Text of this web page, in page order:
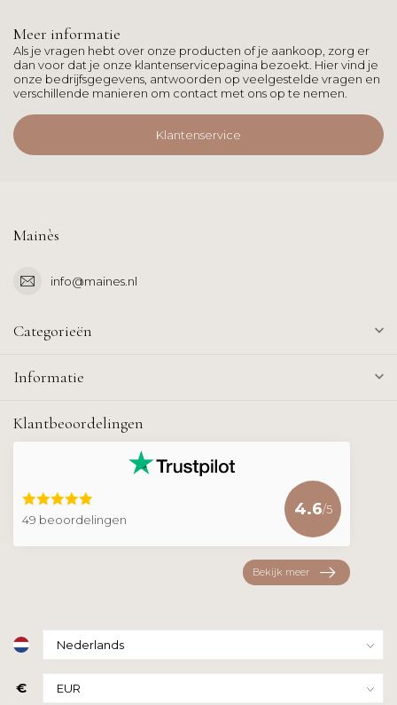
Meer informatie
Als je vragen hebt over onze producten of je aankoop, zorg er
dan voor dat je onze klantenservicepagina bezoekt. Hier vind je
onze bedrijfsgegevens, antwoorden op veelgestelde vragen en
verschillende manieren om contact met ons op te nemen.
Klantenservice
Mainès
info@maines.nl
Categorieën
Informatie
Klantbeoordelingen
49 beoordelingen
4.6/5
Bekijk meer
€